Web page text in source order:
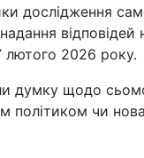
Туризм
Погода
Статті
дослідження
відповідей
лютого 2026 року.
думку щодо
політиком чи